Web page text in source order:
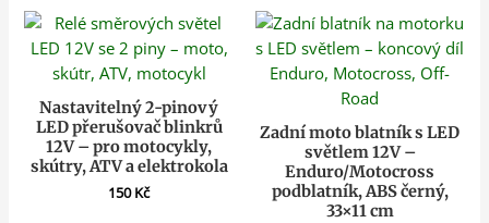
Nastavitelný 2-pinový
LED přerušovač blinkrů
12V – pro motocykly,
skútry, ATV a elektrokola
150Kč
Zadní moto blatník s LED
světlem 12V –
Enduro/Motocross
podblatník, ABS černý,
33×11 cm